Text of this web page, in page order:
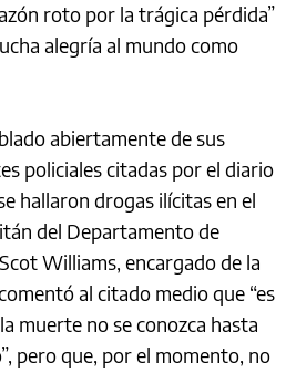
roto por la trágica pérdida”
alegría al mundo como
abiertamente de sus
policiales citadas por el diario
hallaron drogas ilícitas en el
del Departamento de
Williams, encargado de la
al citado medio que “es
muerte no se conozca hasta
pero que, por el momento, no